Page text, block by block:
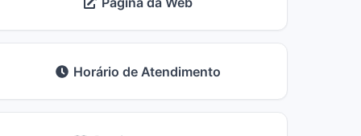
Horário de Atendimento